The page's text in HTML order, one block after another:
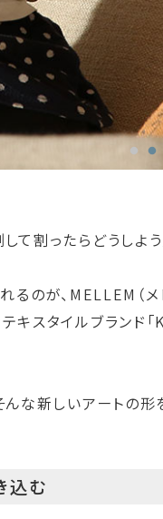
割ったらどうしよ
のが、MELLEM（メ
スタイルブランド
な新しいアートの形
込む